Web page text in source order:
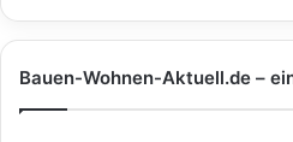
Bauen-Wohnen-Aktuell.de –